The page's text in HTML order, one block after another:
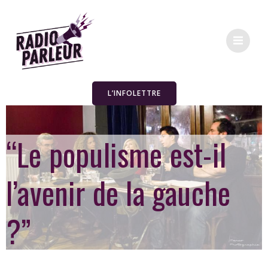
L’INFOLETTRE
“Le populisme est-il
l’avenir de la gauche
?”